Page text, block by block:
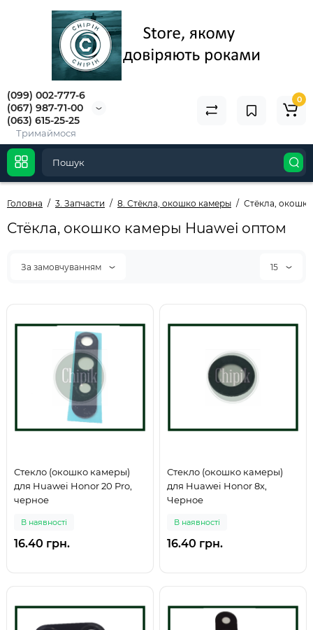
(099) 002-777-6
(067) 987-71-00
(063) 615-25-25
Тримаймося
0
Головна 3. Запчасти 8. Стёкла, окошко камеры Стёкла,
Стёкла, окошко камеры Huawei оптом
За замовчуванням 15
Стекло (окошко камеры)
для Huawei Honor 20 Pro,
черное
В наявності
16.40 грн.
Стекло (окошко камеры)
для Huawei Honor 8x,
Черное
В наявності
16.40 грн.